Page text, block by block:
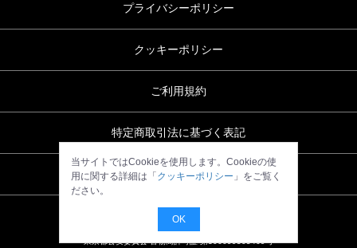
当サイトではCookieを使用します。Cookieの使
用に関する詳細は「クッキーポリシー 」をご覧く
ださい。
OK
プライバシーポリシー
クッキーポリシー
ご利用規約
特定商取引法に基づく表記
お問い合わせ
東京都公安委員会 古物商許可証 第306699505469号